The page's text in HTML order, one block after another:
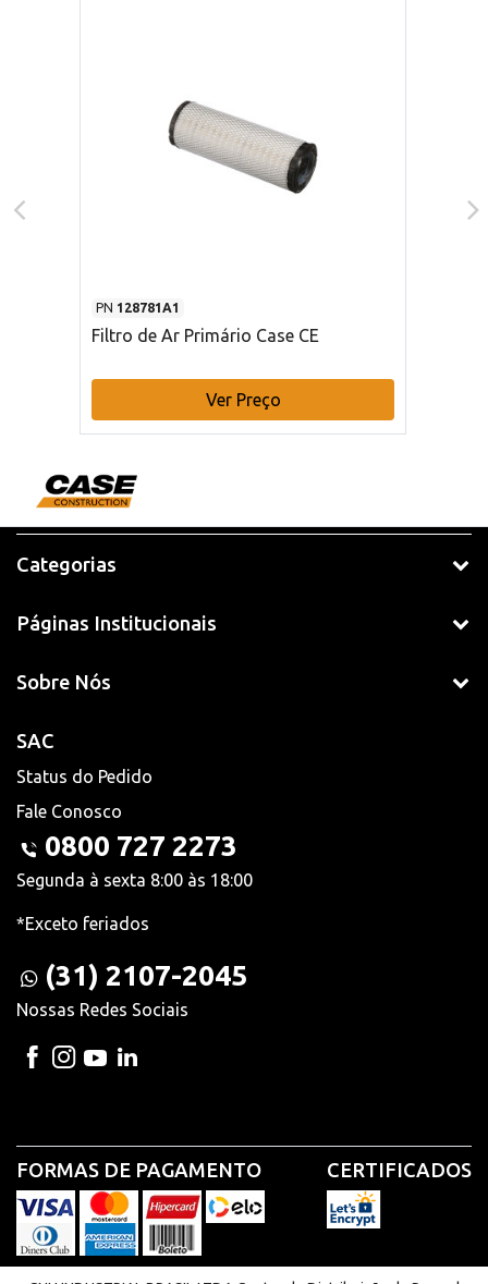
PN 128781A1
Filtro de Ar Primário Case CE
Ver Preço
Categorias
Páginas Institucionais
Sobre Nós
SAC
Status do Pedido
Fale Conosco
0800 727 2273
Segunda à sexta 8:00 às 18:00
*Exceto feriados
(31) 2107-2045
Nossas Redes Sociais
FORMAS DE PAGAMENTO CERTIFICADOS